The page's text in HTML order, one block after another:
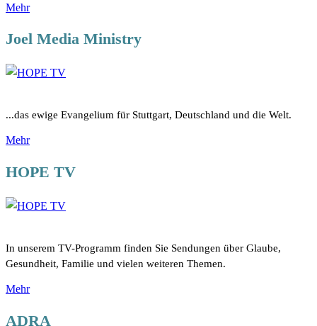
Mehr
Joel Media Ministry
...das ewige Evangelium für Stuttgart, Deutschland und die Welt.
Mehr
HOPE TV
In unserem TV-Programm finden Sie Sendungen über Glaube,
Gesundheit, Familie und vielen weiteren Themen.
Mehr
ADRA